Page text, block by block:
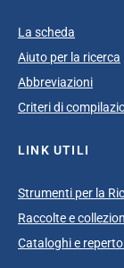
La scheda
Aiuto per la ricerca
Abbreviazioni
Criteri di
LINK UTILI
Strumenti per la
Raccolte e
Cataloghi e